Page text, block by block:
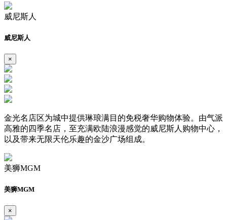
威尼斯人
威尼斯人
×
金光名店区为城中提供琳琅满目的免税奢华购物体验。由气派
高雅的四季名店，至充满欧陆浪漫感觉的威尼斯人购物中心，
以及带来无限天伦乐趣的金沙广场组成。
美狮MGM
美狮MGM
×